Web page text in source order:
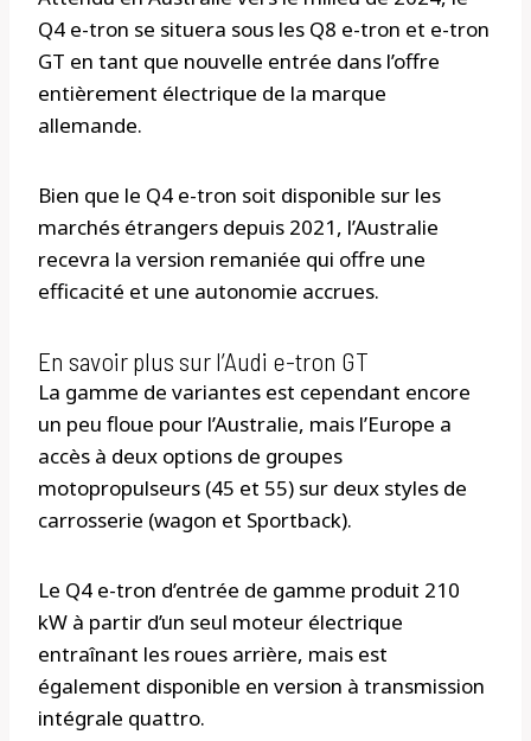
Q4 e-tron se situera sous les Q8 e-tron et e-tron
GT en tant que nouvelle entrée dans l’offre
entièrement électrique de la marque
allemande.
Bien que le Q4 e-tron soit disponible sur les
marchés étrangers depuis 2021, l’Australie
recevra la version remaniée qui offre une
efficacité et une autonomie accrues.
En savoir plus sur l’Audi e-tron GT
La gamme de variantes est cependant encore
un peu floue pour l’Australie, mais l’Europe a
accès à deux options de groupes
motopropulseurs (45 et 55) sur deux styles de
carrosserie (wagon et Sportback).
Le Q4 e-tron d’entrée de gamme produit 210
kW à partir d’un seul moteur électrique
entraînant les roues arrière, mais est
également disponible en version à transmission
intégrale quattro.